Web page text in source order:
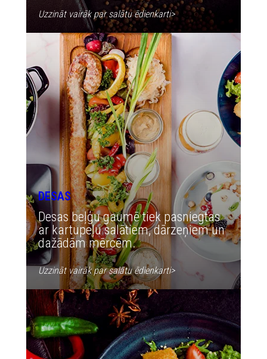
Uzzināt vairāk par salātu ēdienkarti>
DESAS
Desas beļģu gaumē tiek pasniegtas
ar kartupeļu salātiem, dārzeņiem un
dažādām mērcēm.
Uzzināt vairāk par salātu ēdienkarti>